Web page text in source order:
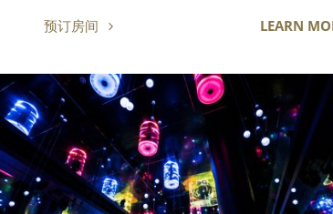
预订房间 LEARN